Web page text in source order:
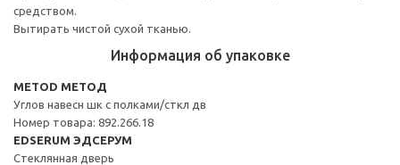
средством.
Вытирать чистой сухой тканью.
Информация об упаковке
METOD МЕТОД
Углов навесн шк с полками/сткл дв
Номер товара: 892.266.18
EDSERUM ЭДСЕРУМ
Стеклянная дверь